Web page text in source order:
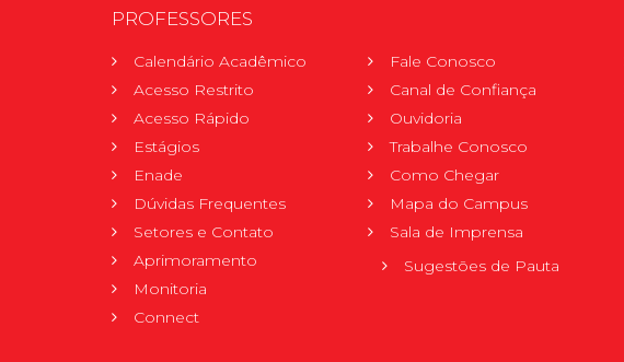
PROFESSORES
Calendário Acadêmico
Acesso Restrito
Acesso Rápido
Estágios
Enade
Dúvidas Frequentes
Setores e Contato
Aprimoramento
Monitoria
Connect
Fale Conosco
Canal de Confiança
Ouvidoria
Trabalhe Conosco
Como Chegar
Mapa do Campus
Sala de Imprensa
Sugestões de Pauta